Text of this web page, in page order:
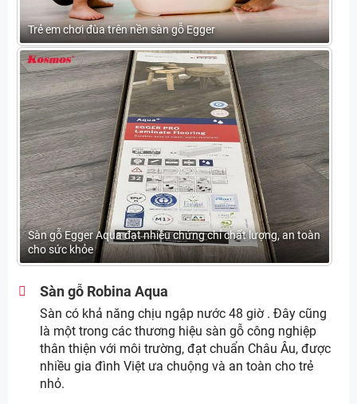
Trẻ em chơi đùa trên nền sàn gỗ Egger
Sàn gỗ Egger Aqua đạt nhiều chứng chỉ chất lượng, an toàn
cho sức khỏe
Sàn gỗ Robina Aqua
Sàn có khả năng chịu ngập nước 48 giờ . Đây cũng
là một trong các thương hiệu sàn gỗ công nghiệp
thân thiện với môi trường, đạt chuẩn Châu Âu, được
nhiều gia đình Việt ưa chuộng và an toàn cho trẻ
nhỏ.